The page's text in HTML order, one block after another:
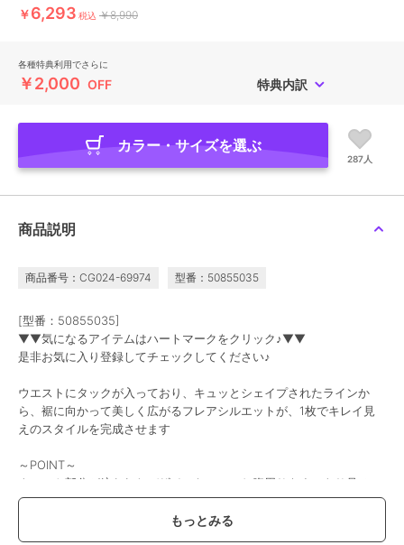
￥6,293 税込 ￥8,990
各種特典利用でさらに
￥2,000 OFF 特典内訳
カラー・サイズを選ぶ
287人
商品説明
商品番号：CG024-69974 型番：50855035
[型番：50855035]
▼▼気になるアイテムはハートマークをクリック♪▼▼
是非お気に入り登録してチェックしてください♪
ウエストにタックが入っており、キュッとシェイプされたラインか
ら、裾に向かって美しく広がるフレアシルエットが、1枚でキレイ見
えのスタイルを完成させます
～POINT～
ウエスト部分が絞られたデザインなので、お腹周りをすっきり見せつ
つ脚長効果も◎
肩を少し覆うフレンチスリーブ。
ノースリーブに抵抗がある方でも着やすい安心設計です。